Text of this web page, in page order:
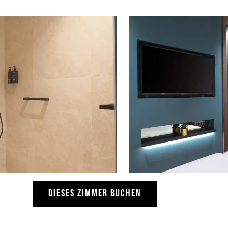
DIESES ZIMMER BUCHEN